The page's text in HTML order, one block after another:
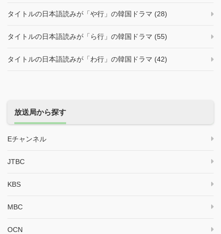
タイトルの日本語読みが「や行」の韓国ドラマ (28)
タイトルの日本語読みが「ら行」の韓国ドラマ (55)
タイトルの日本語読みが「わ行」の韓国ドラマ (42)
放送局から探す
Eチャンネル
JTBC
KBS
MBC
OCN